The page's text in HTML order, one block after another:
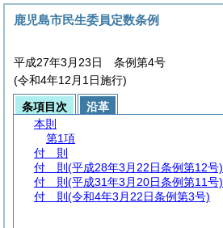
鹿児島市民生委員定数条例
平成27年3月23日 条例第4号
(令和4年12月1日施行)
条項目次
沿革
本則
第1項
付 則
付 則 (平成28年3月22日条例第12号)
付 則 (平成31年3月20日条例第11号)
付 則 (令和4年3月22日条例第3号)